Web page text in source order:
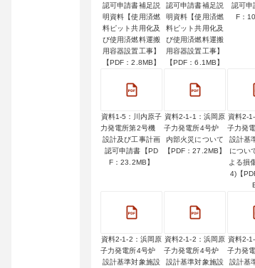
認可申請書補足説
明資料【使用済燃
料ピット共用化及
び使用済燃料運搬
用容器設置工事】
【PDF：2.8MB】
認可申請書補足説
明資料【使用済燃
料ピット共用化及
び使用済燃料運搬
用容器設置工事】
【PDF：6.1MB】
認可申
F：
資料1-5：川内原子
力発電所第2号機
設計及び工事計画
認可申請書【PD
F：23.2MB】
資料2-1-1：浜岡原
子力発電所4号炉
内部火災について
【PDF：27.2MB】
資料2-
子力発
設計基
につい
よる損
4)【
資料2-1-2：浜岡原
子力発電所4号炉
設計基準対象施設
資料2-1-2：浜岡原
子力発電所4号炉
設計基準対象施設
資料2-
子力発
設計基